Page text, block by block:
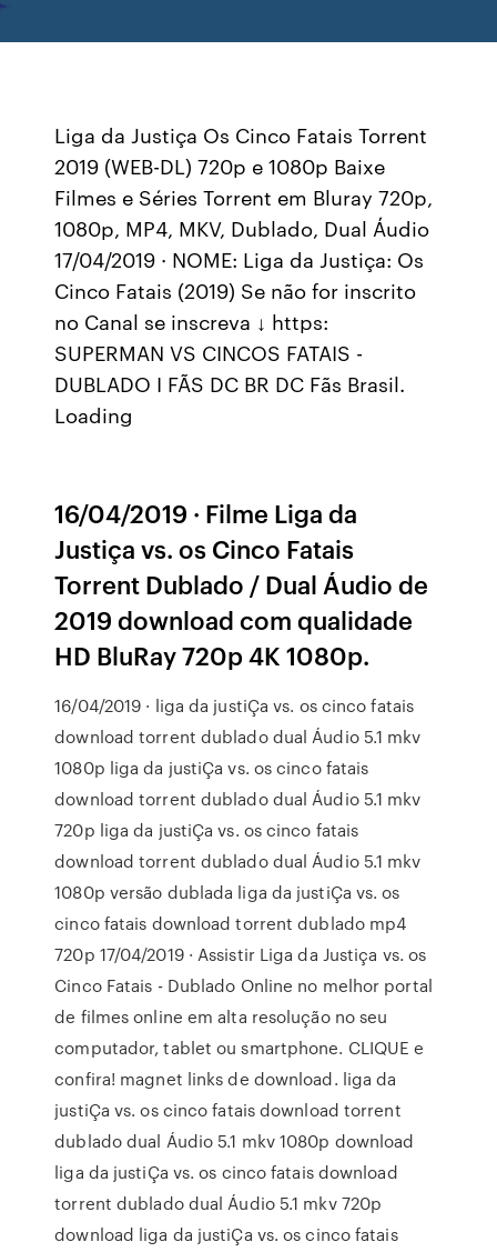
Liga da Justiça Os Cinco Fatais Torrent
2019 (WEB-DL) 720p e 1080p Baixe
Filmes e Séries Torrent em Bluray 720p,
1080p, MP4, MKV, Dublado, Dual Áudio
17/04/2019 · NOME: Liga da Justiça: Os
Cinco Fatais (2019) Se não for inscrito
no Canal se inscreva ↓ https:
SUPERMAN VS CINCOS FATAIS -
DUBLADO I FÃS DC BR DC Fãs Brasil.
Loading
16/04/2019 · Filme Liga da
Justiça vs. os Cinco Fatais
Torrent Dublado / Dual Áudio de
2019 download com qualidade
HD BluRay 720p 4K 1080p.
16/04/2019 · liga da justiÇa vs. os cinco fatais
download torrent dublado dual Áudio 5.1 mkv
1080p liga da justiÇa vs. os cinco fatais
download torrent dublado dual Áudio 5.1 mkv
720p liga da justiÇa vs. os cinco fatais
download torrent dublado dual Áudio 5.1 mkv
1080p versão dublada liga da justiÇa vs. os
cinco fatais download torrent dublado mp4
720p 17/04/2019 · Assistir Liga da Justiça vs. os
Cinco Fatais - Dublado Online no melhor portal
de filmes online em alta resolução no seu
computador, tablet ou smartphone. CLIQUE e
confira! magnet links de download. liga da
justiÇa vs. os cinco fatais download torrent
dublado dual Áudio 5.1 mkv 1080p download
liga da justiÇa vs. os cinco fatais download
torrent dublado dual Áudio 5.1 mkv 720p
download liga da justiÇa vs. os cinco fatais